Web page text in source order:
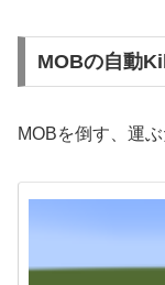
MOBの自動
MOBを倒す、運